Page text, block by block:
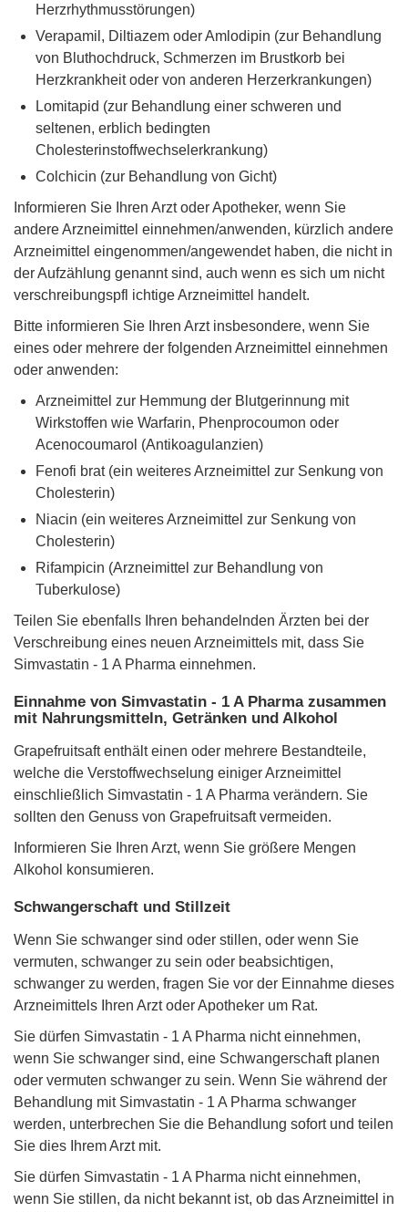
Herzrhythmusstörungen)
Verapamil, Diltiazem oder Amlodipin (zur Behandlung
von Bluthochdruck, Schmerzen im Brustkorb bei
Herzkrankheit oder von anderen Herzerkrankungen)
Lomitapid (zur Behandlung einer schweren und
seltenen, erblich bedingten
Cholesterinstoffwechselerkrankung)
Colchicin (zur Behandlung von Gicht)
Informieren Sie Ihren Arzt oder Apotheker, wenn Sie
andere Arzneimittel einnehmen/anwenden, kürzlich andere
Arzneimittel eingenommen/angewendet haben, die nicht in
der Aufzählung genannt sind, auch wenn es sich um nicht
verschreibungspfl ichtige Arzneimittel handelt.
Bitte informieren Sie Ihren Arzt insbesondere, wenn Sie
eines oder mehrere der folgenden Arzneimittel einnehmen
oder anwenden:
Arzneimittel zur Hemmung der Blutgerinnung mit
Wirkstoffen wie Warfarin, Phenprocoumon oder
Acenocoumarol (Antikoagulanzien)
Fenofi brat (ein weiteres Arzneimittel zur Senkung von
Cholesterin)
Niacin (ein weiteres Arzneimittel zur Senkung von
Cholesterin)
Rifampicin (Arzneimittel zur Behandlung von
Tuberkulose)
Teilen Sie ebenfalls Ihren behandelnden Ärzten bei der
Verschreibung eines neuen Arzneimittels mit, dass Sie
Simvastatin - 1 A Pharma einnehmen.
Einnahme von Simvastatin - 1 A Pharma zusammen
mit Nahrungsmitteln, Getränken und Alkohol
Grapefruitsaft enthält einen oder mehrere Bestandteile,
welche die Verstoffwechselung einiger Arzneimittel
einschließlich Simvastatin - 1 A Pharma verändern. Sie
sollten den Genuss von Grapefruitsaft vermeiden.
Informieren Sie Ihren Arzt, wenn Sie größere Mengen
Alkohol konsumieren.
Schwangerschaft und Stillzeit
Wenn Sie schwanger sind oder stillen, oder wenn Sie
vermuten, schwanger zu sein oder beabsichtigen,
schwanger zu werden, fragen Sie vor der Einnahme dieses
Arzneimittels Ihren Arzt oder Apotheker um Rat.
Sie dürfen Simvastatin - 1 A Pharma nicht einnehmen,
wenn Sie schwanger sind, eine Schwangerschaft planen
oder vermuten schwanger zu sein. Wenn Sie während der
Behandlung mit Simvastatin - 1 A Pharma schwanger
werden, unterbrechen Sie die Behandlung sofort und teilen
Sie dies Ihrem Arzt mit.
Sie dürfen Simvastatin - 1 A Pharma nicht einnehmen,
wenn Sie stillen, da nicht bekannt ist, ob das Arzneimittel in